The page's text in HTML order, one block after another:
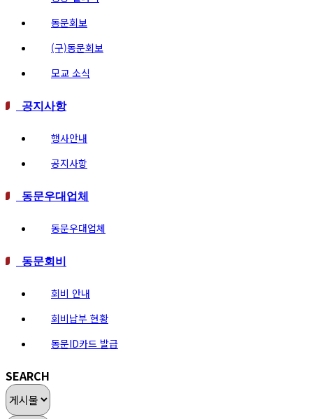
동문회보
(구)동문회보
모교 소식
공지사항
행사안내
공지사항
동문우대업체
동문우대업체
동문회비
회비 안내
회비납부 현황
동문ID카드 발급
SEARCH